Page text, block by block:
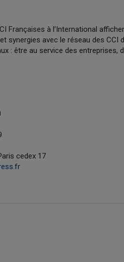
Françaises à l’International
avec le réseau des CCI
: être au service des entreprises,
cedex 17